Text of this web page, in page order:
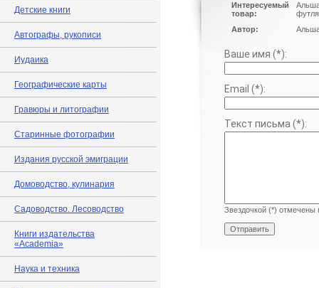
Детские книги
Автографы, рукописи
Иудаика
Географические карты
Гравюры и литографии
Старинные фотографии
Издания русской эмиграции
Домоводство, кулинария
Садоводство. Лесоводство
Книги издательства
«Academia»
Наука и техника
Интересуемый
товар:
Автор:
Ваше имя (*):
Email (*):
Текст письма (*):
Звездочкой (*) отмечены